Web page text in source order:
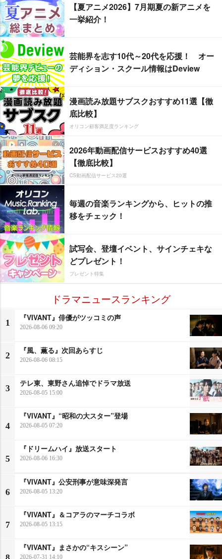
【夏アニメ2026】7月期夏の新アニメを
一挙紹介！
芸能界を志す10代～20代を応援！ オー
ディション・スクール情報はDeview
漫画読み放題サブスクおすすめ11選【徹
底比較】
オリコン顧客満足度ランキング
2026年動画配信サービスおすすめ40選
【徹底比較】
CS動画配信サービス20選
毎週の音楽ランキングから、ヒットの推
移をチェック！
試写会、登壇イベント、サインチェキな
どプレゼント！
プレゼント特集
ドラマニュースランキング
1
『VIVANT』俳優がツッコミの声
2026-08-06 09:20
2
『風、薫る』次回あらすじ
2026-08-06 08:15
3
テレ東、東野さん追悼でドラマ放送
2026-08-05 15:00
4
『VIVANT』“昭和の大スター”登場
2026-08-05 07:20
5
『ドリームハイ』放送スタート
2026-08-06 16:30
6
『VIVANT』公安刑事が意味深発言
2026-08-05 13:20
7
『VIVANT』＆コアラのマーチコラボ
2026-08-05 13:15
『VIVANT』まさかの“キスシーン”
2026-07-31 14:10